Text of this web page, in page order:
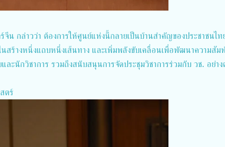
น กล่าวว่า ต้องการให้ศูนย์แห่งนี้กลายเป็นบ้านสำคัญของประชาชนไท
สร้างหนึ่งแถบหนึ่งเส้นทาง และเพิ่มพลังขับเคลื่อนเพื่อพัฒนาความสัม
ละนักวิชาการ รวมถึงสนับสนุนการจัดประชุมวิชาการร่วมกับ วช. อย่าง
ตร์